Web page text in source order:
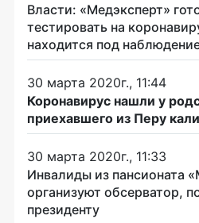
Власти: «Медэксперт»
тестировать на
находится под
30 марта 2020г., 11:44
Коронавирус нашли у
приехавшего из Перу
30 марта 2020г., 11:33
Инвалиды из пансионата
организуют обсерватор,
президенту